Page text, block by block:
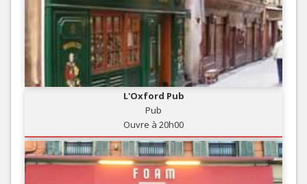
L'Oxford Pub
Pub
Ouvre à 20h00